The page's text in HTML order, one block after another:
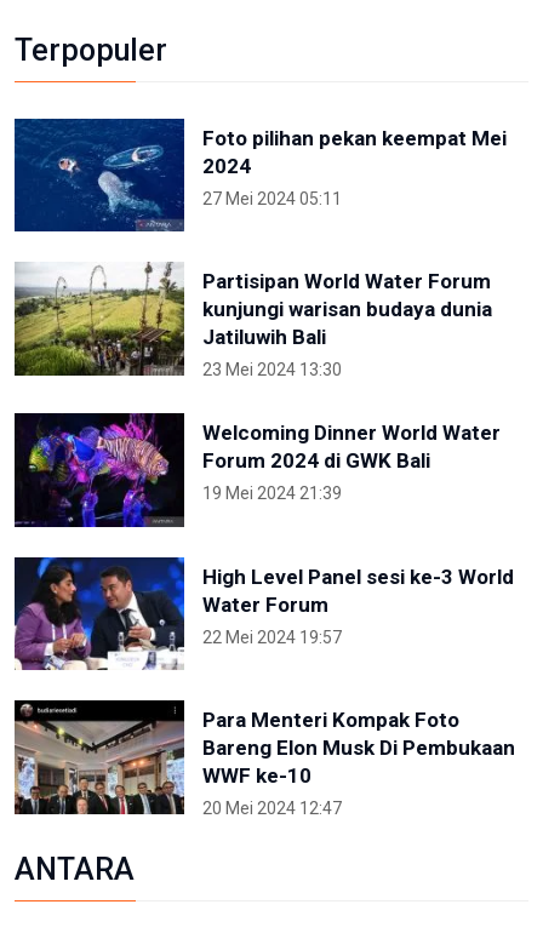
Terpopuler
Foto pilihan pekan keempat Mei
2024
27 Mei 2024 05:11
Partisipan World Water Forum
kunjungi warisan budaya dunia
Jatiluwih Bali
23 Mei 2024 13:30
Welcoming Dinner World Water
Forum 2024 di GWK Bali
19 Mei 2024 21:39
High Level Panel sesi ke-3 World
Water Forum
22 Mei 2024 19:57
Para Menteri Kompak Foto
Bareng Elon Musk Di Pembukaan
WWF ke-10
20 Mei 2024 12:47
ANTARA